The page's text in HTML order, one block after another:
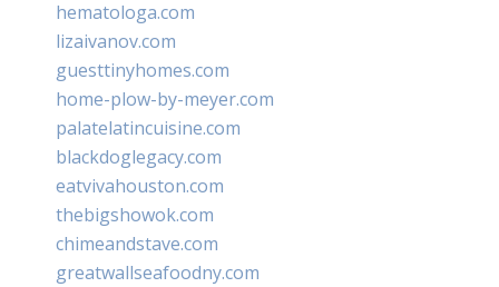
hematologa.com
lizaivanov.com
guesttinyhomes.com
home-plow-by-meyer.com
palatelatincuisine.com
blackdoglegacy.com
eatvivahouston.com
thebigshowok.com
chimeandstave.com
greatwallseafoodny.com